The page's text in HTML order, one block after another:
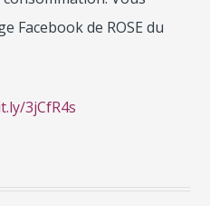
Facebookde ROSE du
3jCfR4s